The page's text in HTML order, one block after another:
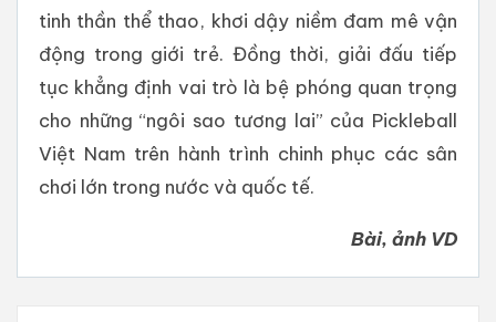
tinh thần thể thao, khơi dậy niềm đam mê vận
động trong giới trẻ. Đồng thời, giải đấu tiếp
tục khẳng định vai trò là bệ phóng quan trọng
cho những “ngôi sao tương lai” của Pickleball
Việt Nam trên hành trình chinh phục các sân
chơi lớn trong nước và quốc tế.
Bài, ảnh VD